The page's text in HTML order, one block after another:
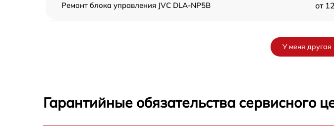
Ремонт блока управления JVC DLA-NP5B от
У меня другая
Гарантийные обязательства сервисного